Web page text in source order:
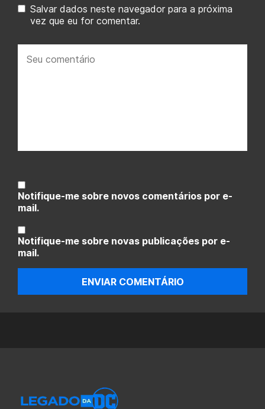
Salvar dados neste navegador para a próxima
vez que eu for comentar.
comentário:
Notifique-me sobre novos comentários por e-
mail.
Notifique-me sobre novas publicações por e-
mail.
ENVIAR COMENTÁRIO